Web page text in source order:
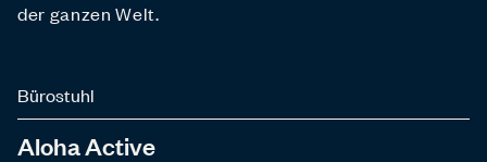
der ganzen Welt.
Bürostuhl
Aloha Active